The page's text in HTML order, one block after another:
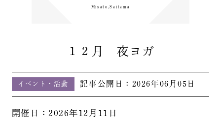
Misato,Saitama
１２月 夜ヨガ
イベント・活動 記事公開日： 2026年06月05日
開催日：2026年12月11日